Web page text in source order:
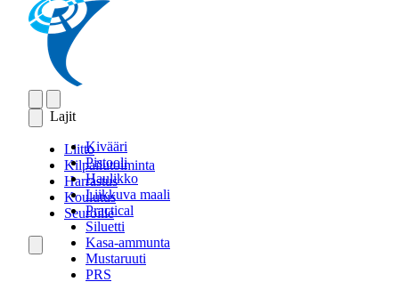
Lajit
Kivääri
Pistooli
Haulikko
Liikkuva maali
Practical
Siluetti
Kasa-ammunta
Mustaruuti
PRS
Liitto
Kilpailutoiminta
Harrastus
Koulutus
Seuroille